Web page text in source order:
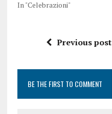
In "Celebrazioni"
Previous post
BE THE FIRST TO COMMENT